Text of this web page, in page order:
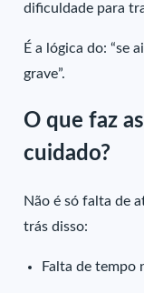
dificuldade para
É a lógica do: “se
grave”.
O que faz
cuidado?
Não é só falta de
trás disso:
Falta de tempo